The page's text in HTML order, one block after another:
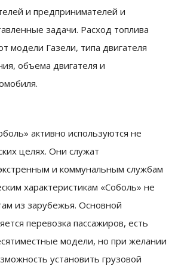
и предпринимателей и
задачи. Расход топлива
модели Газели, типа двигателя
объема двигателя и
активно используются не
целях. Они служат
и коммунальным службам
характеристикам «Соболь» не
из зарубежья. Основной
перевозка пассажиров, есть
модели, но при желании
установить грузовой